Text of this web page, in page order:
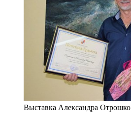
Выставка Александра Отрошко